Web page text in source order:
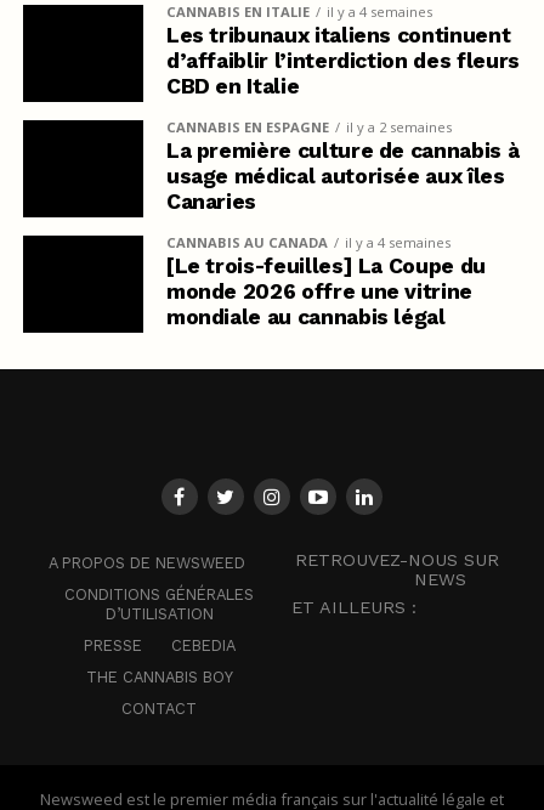
CANNABIS EN ITALIE il y a 4 semaines
Les tribunaux italiens continuent
d’affaiblir l’interdiction des fleurs
CBD en Italie
CANNABIS EN ESPAGNE il y a 2 semaines
La première culture de cannabis à
usage médical autorisée aux îles
Canaries
CANNABIS AU CANADA il y a 4 semaines
[Le trois-feuilles] La Coupe du
monde 2026 offre une vitrine
mondiale au cannabis légal
A PROPOS DE NEWSWEED
CONDITIONS GÉNÉRALES
D’UTILISATION
PRESSE
CEBEDIA
THE CANNABIS BOY
CONTACT
RETROUVEZ-NOUS SUR
NEWS
ET AILLEURS :
Newsweed est le premier média français sur l'actualité légale et